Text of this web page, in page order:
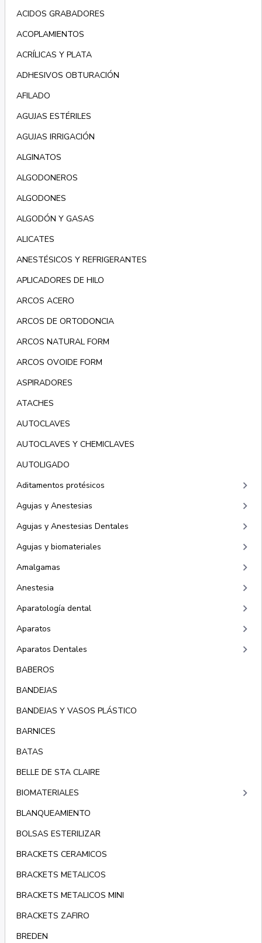
ACIDOS GRABADORES
ACOPLAMIENTOS
ACRÍLICAS Y PLATA
ADHESIVOS OBTURACIÓN
AFILADO
AGUJAS ESTÉRILES
AGUJAS IRRIGACIÓN
ALGINATOS
ALGODONEROS
ALGODONES
ALGODÓN Y GASAS
ALICATES
ANESTÉSICOS Y REFRIGERANTES
APLICADORES DE HILO
ARCOS ACERO
ARCOS DE ORTODONCIA
ARCOS NATURAL FORM
ARCOS OVOIDE FORM
ASPIRADORES
ATACHES
AUTOCLAVES
AUTOCLAVES Y CHEMICLAVES
AUTOLIGADO
Aditamentos protésicos
keyboard_arrow_right
Agujas y Anestesias keyboard_arrow_right
Agujas y Anestesias Dentales keyboard_arrow_right
Agujas y biomateriales keyboard_arrow_right
Amalgamas keyboard_arrow_right
Anestesia keyboard_arrow_right
Aparatología dental keyboard_arrow_right
Aparatos keyboard_arrow_right
Aparatos Dentales keyboard_arrow_right
BABEROS
BANDEJAS
BANDEJAS Y VASOS PLÁSTICO
BARNICES
BATAS
BELLE DE STA CLAIRE
BIOMATERIALES
keyboard_arrow_right
BLANQUEAMIENTO
BOLSAS ESTERILIZAR
BRACKETS CERAMICOS
BRACKETS METALICOS
BRACKETS METALICOS MINI
BRACKETS ZAFIRO
BREDEN